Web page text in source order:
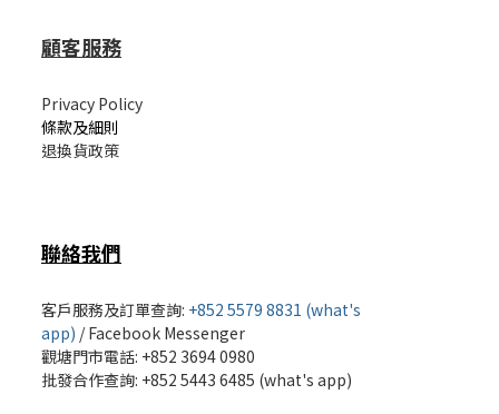
顧客服務
Privacy Policy
條款及細則
退換貨政策
聯絡我們
客戶服務及訂單查詢: +852 5579 8831 (what's
app) /Facebook Messenger
觀塘門市電話: +852 3694 0980
批發合作查詢: +852 5443 6485 (what's app)